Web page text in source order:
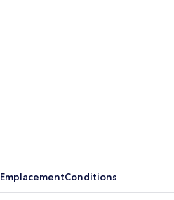
EmplacementConditions